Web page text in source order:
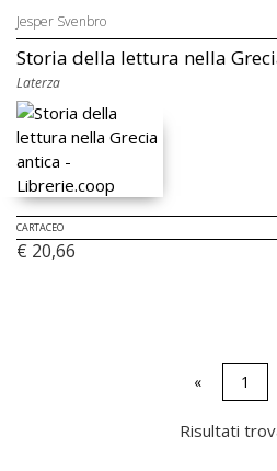
Jesper Svenbro
Storia della lettura nella
Laterza
CARTACEO
€ 20,66
« 1
Risultati